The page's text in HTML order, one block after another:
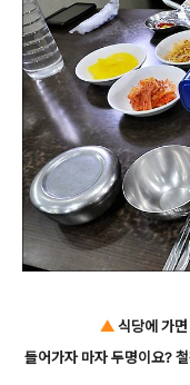
▲식당에 가
들어가자 마자 두명이요?